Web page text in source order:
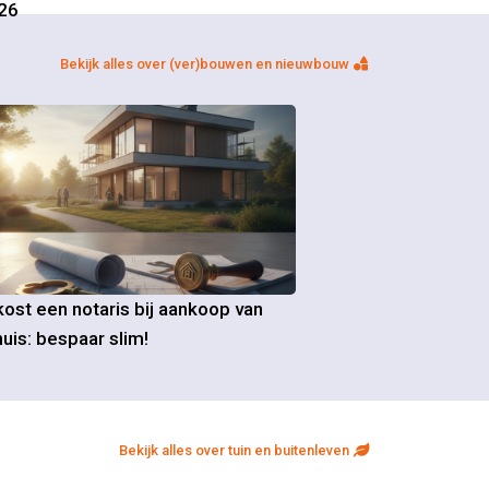
Bekijk alles over (ver)bouwen en nieuwbouw
een notaris bij aankoop van
bespaar slim!
Bekijk alles over tuin en buitenleven